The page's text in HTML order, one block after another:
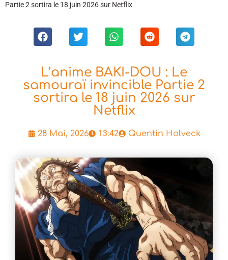
Partie 2 sortira le 18 juin 2026 sur Netflix
L’anime BAKI-DOU : Le
samouraï invincible Partie 2
sortira le 18 juin 2026 sur
Netflix
28 Mai, 2026 13:42 Quentin Holveck